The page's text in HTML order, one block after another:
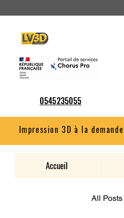
0545235055
Impression 3D à la demande
Accueil
All Posts